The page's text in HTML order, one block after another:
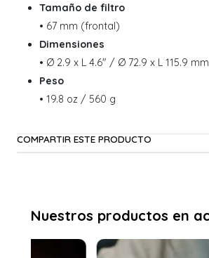
Tamaño de filtro
• 67 mm (frontal)
Dimensiones
• Ø 2.9 x L 4.6" / Ø 72.9 x L 115.9 mm
Peso
• 19.8 oz / 560 g
COMPARTIR ESTE PRODUCTO